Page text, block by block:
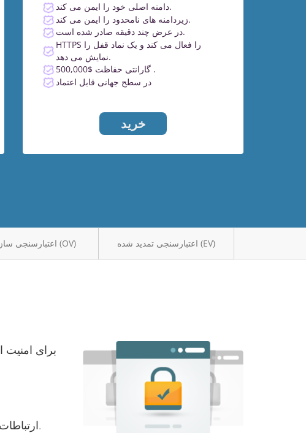
دامنه اصلی خود را ایمن می کند.
زیردامنه های نامحدود را ایمن می کند.
در عرض چند دقیقه صادر شده است.
HTTPS را فعال می کند و یک نماد قفل را
نمایش می دهد.
گارانتی حفاظت $500,000 .
در سطح جهانی قابل اعتماد
خرید
اعتبارسنجی سازمان (OV) اعتبارسنجی تمدید شده (EV)
ارتباطات را برای محافظت از اطلاعات حساس که مشتریان شما ارائه می دهند رمزگذاری می کند.